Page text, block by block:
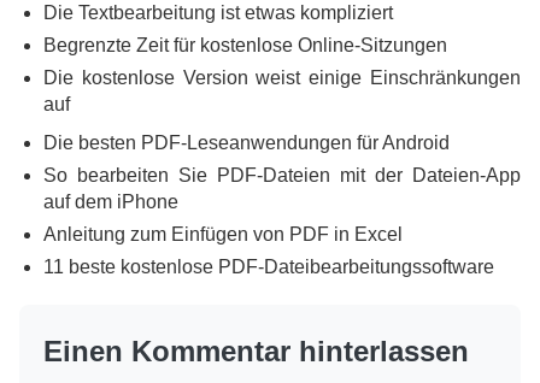
Die Textbearbeitung ist etwas kompliziert
Begrenzte Zeit für kostenlose Online-Sitzungen
Die kostenlose Version weist einige Einschränkungen
auf
Die besten PDF-Leseanwendungen für Android
So bearbeiten Sie PDF-Dateien mit der Dateien-App
auf dem iPhone
Anleitung zum Einfügen von PDF in Excel
11 beste kostenlose PDF-Dateibearbeitungssoftware
Einen Kommentar hinterlassen